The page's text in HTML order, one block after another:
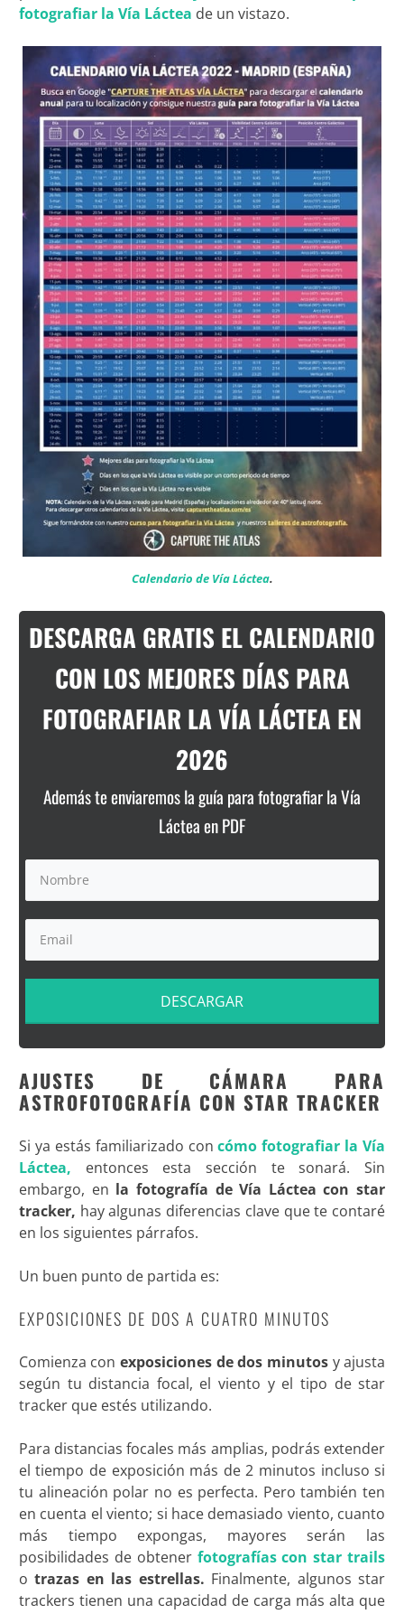
fotografiar la Vía Láctea de un vistazo.
Calendario de Vía Láctea.
DESCARGA GRATIS EL CALENDARIO
CON LOS MEJORES DÍAS PARA
FOTOGRAFIAR LA VÍA LÁCTEA EN
2026
Además te enviaremos la guía para fotografiar la Vía
Láctea en PDF
DESCARGAR
AJUSTES DE CÁMARA PARA
ASTROFOTOGRAFÍA CON STAR TRACKER
Si ya estás familiarizado concómo fotografiar la Vía
Láctea, entonces esta sección te sonará. Sin
embargo, en la fotografía de Vía Láctea con star
tracker, hay algunas diferencias clave que te contaré
en los siguientes párrafos.
Un buen punto de partida es:
EXPOSICIONES DE DOS A CUATRO MINUTOS
Comienza conexposiciones de dos minutos y ajusta
según tu distancia focal, el viento y el tipo de star
tracker que estés utilizando.
Para distancias focales más amplias, podrás extender
el tiempo de exposición más de 2 minutos incluso si
tu alineación polar no es perfecta. Pero también ten
en cuenta el viento; si hace demasiado viento, cuanto
más tiempo expongas, mayores serán las
posibilidades de obtener fotografías con star trails
otrazas en las estrellas. Finalmente, algunos star
trackers tienen una capacidad de carga más alta que